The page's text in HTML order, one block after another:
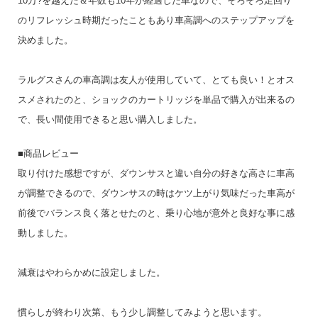
のリフレッシュ時期だったこともあり車高調へのステップアップを
決めました。
ラルグスさんの車高調は友人が使用していて、とても良い！とオス
スメされたのと、ショックのカートリッジを単品で購入が出来るの
で、長い間使用できると思い購入しました。
■商品レビュー
取り付けた感想ですが、ダウンサスと違い自分の好きな高さに車高
が調整できるので、ダウンサスの時はケツ上がり気味だった車高が
前後でバランス良く落とせたのと、乗り心地が意外と良好な事に感
動しました。
減衰はやわらかめに設定しました。
慣らしが終わり次第、もう少し調整してみようと思います。